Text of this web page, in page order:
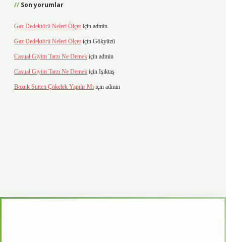
Son yorumlar
Gaz Dedektörü Neleri Ölçer için admin
Gaz Dedektörü Neleri Ölçer için Gökyüzü
Casual Giyim Tarzı Ne Demek için admin
Casual Giyim Tarzı Ne Demek için Işıktaş
Bozuk Sütten Çökelek Yapılır Mı için admin